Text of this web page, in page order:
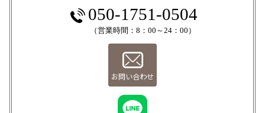
050-1751-0504
（営業時間：8：00～24：00）
お問い合わせ